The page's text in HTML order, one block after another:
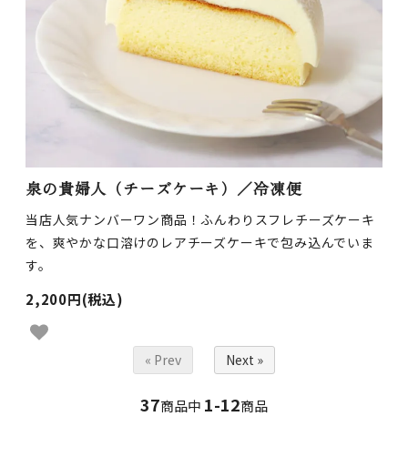
泉の貴婦人（チーズケーキ）／冷凍便
当店人気ナンバーワン商品！ふんわりスフレチーズケーキ
を、爽やかな口溶けのレアチーズケーキで包み込んでいま
す。
2,200円(税込)
« Prev Next »
37商品中 1-12商品